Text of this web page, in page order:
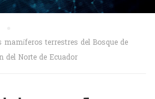
mamíferos terrestres del Bosque de
del Norte de Ecuador